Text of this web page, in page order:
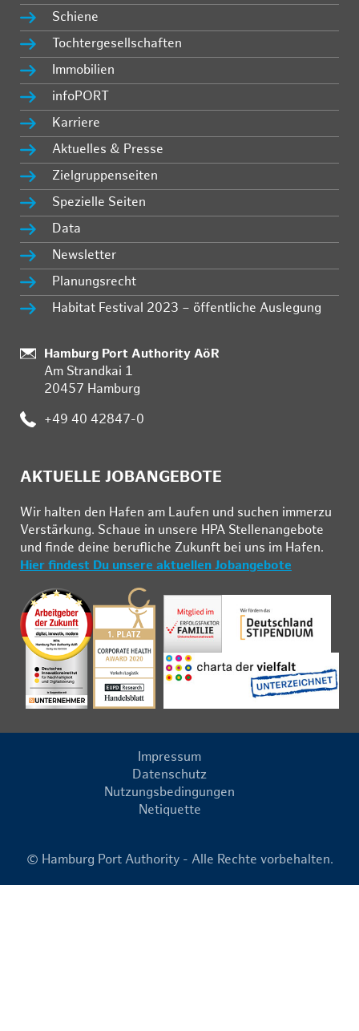
Schiene
Tochtergesellschaften
Immobilien
infoPORT
Karriere
Aktuelles & Presse
Zielgruppenseiten
Spezielle Seiten
Data
Newsletter
Planungsrecht
Habitat Festival 2023 – öffentliche Auslegung
:
Hamburg Port Authority AöR
Am Strandkai 1
20457 Hamburg
: +49 40 42847-0
AKTUELLE JOBANGEBOTE
Wir hal­ten den Ha­fen am Lau­fen und su­chen im­mer­zu
Ver­stär­kung. Schau­e in un­se­re HPA Stel­len­an­ge­bo­te
und fin­de deine be­ruf­li­che Zu­kunft bei uns im Ha­fen.
Hier findest Du unsere aktuellen Jobangebote
Impressum
Datenschutz
Nutzungsbedingungen
Netiquette
© Hamburg Port Authority - Alle Rechte vorbehalten.